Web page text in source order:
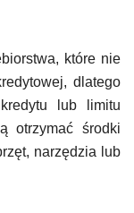
które nie
dlatego
lub limitu
otrzymać środki
narzędzia lub